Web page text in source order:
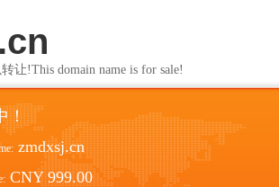
让!This domain name is for sale!
！
zmdxsj.cn
CNY 999.00